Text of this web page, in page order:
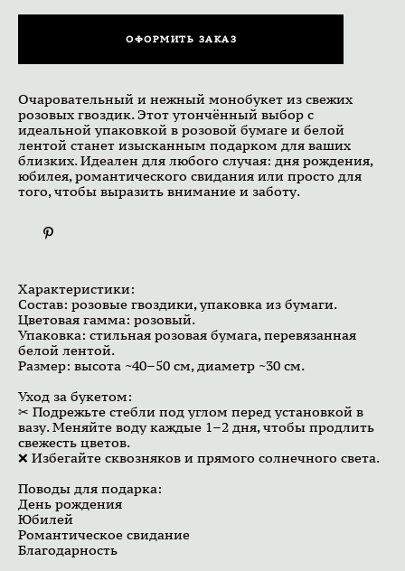
ОФОРМИТЬ ЗАКАЗ
Очаровательный и нежный монобукет из свежих
розовых гвоздик. Этот утончённый выбор с
идеальной упаковкой в розовой бумаге и белой
лентой станет изысканным подарком для ваших
близких. Идеален для любого случая: дня рождения,
юбилея, романтического свидания или просто для
того, чтобы выразить внимание и заботу.
Характеристики:
Состав: розовые гвоздики, упаковка из бумаги.
Цветовая гамма: розовый.
Упаковка: стильная розовая бумага, перевязанная
белой лентой.
Размер: высота ~40–50 см, диаметр ~30 см.
Уход за букетом:
✂ Подрежьте стебли под углом перед установкой в
вазу. Меняйте воду каждые 1–2 дня, чтобы продлить
свежесть цветов.
❌ Избегайте сквозняков и прямого солнечного света.
Поводы для подарка:
День рождения
Юбилей
Романтическое свидание
Благодарность